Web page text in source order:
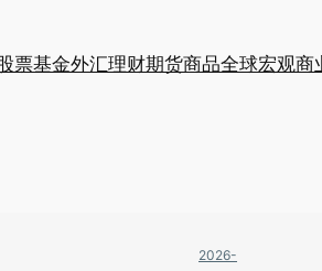
票基金外汇理财期货商品全球宏观商
2026-